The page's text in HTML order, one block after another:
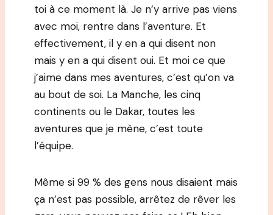
toi à ce moment là. Je n’y arrive pas viens
avec moi, rentre dans l’aventure. Et
effectivement, il y en a qui disent non
mais y en a qui disent oui. Et moi ce que
j’aime dans mes aventures, c’est qu’on va
au bout de soi. La Manche, les cinq
continents ou le Dakar, toutes les
aventures que je mène, c’est toute
l’équipe.
Même si 99 % des gens nous disaient mais
ça n’est pas possible, arrêtez de rêver les